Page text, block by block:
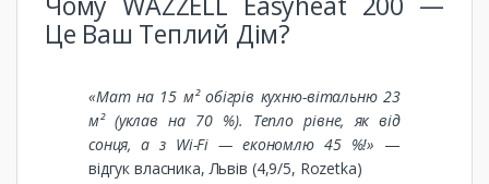
Це Ваш Теплий Дім?
«Мат на 15 м² обігрів кухню-вітальню 23
м² (уклав на 70 %). Тепло рівне, як від
сонця, а з Wi-Fi — економлю 45 %!» —
відгук власника, Львів (4,9/5, Rozetka)